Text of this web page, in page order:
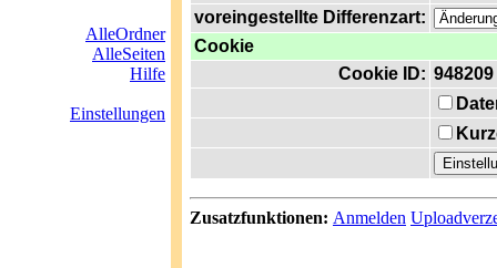
AlleOrdner
AlleSeiten
Hilfe
Einstellungen
voreingestellte Differenzart:
Cookie
Cookie ID: 948209
Zusatzfunktionen: Anmelden